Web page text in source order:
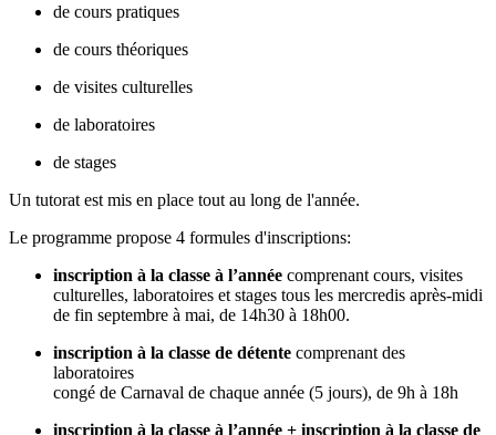
de cours pratiques
de cours théoriques
de visites culturelles
de laboratoires
de stages
Un tutorat est mis en place tout au long de l'année.
Le programme propose 4 formules d'inscriptions:
inscription à la classe à l’année comprenant cours, visites
culturelles, laboratoires et stages tous les mercredis après-midi
de fin septembre à mai, de 14h30 à 18h00.
inscription à la classe de détente comprenant des
laboratoires
congé de Carnaval de chaque année (5 jours), de 9h à 18h
inscription à la classe à l’année + inscription à la classe de